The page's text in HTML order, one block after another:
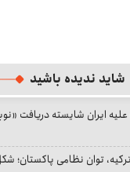
شاید ندیده باشید
ایران شایسته دریافت
توان نظامی پاکستان؛